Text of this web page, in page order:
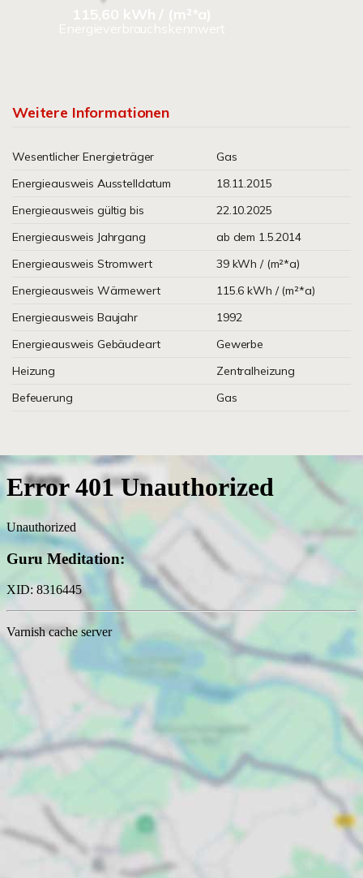
115,60 kWh / (m²*a)
Energieverbrauchskennwert
Weitere Informationen
Wesentlicher Energieträger
Gas
Energieausweis Ausstelldatum
18.11.2015
Energieausweis gültig bis
22.10.2025
Energieausweis Jahrgang
ab dem 1.5.2014
Energieausweis Stromwert
39 kWh / (m²*a)
Energieausweis Wärmewert
115.6 kWh / (m²*a)
Energieausweis Baujahr
1992
Energieausweis Gebäudeart
Gewerbe
Heizung
Zentralheizung
Befeuerung
Gas